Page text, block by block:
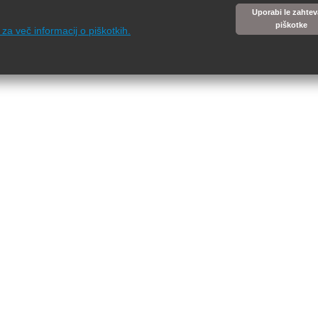
za več informacij o piškotkih.
Uporabi le
piškotke